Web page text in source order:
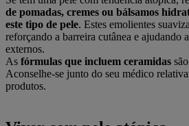
de pomadas, cremes ou bálsamos
este tipo de pele. Estes emolientes
reforçando a barreira cutânea e ajudando
externos.
As fórmulas que incluem ceramidas
Aconselhe-se junto do seu médico
produtos.